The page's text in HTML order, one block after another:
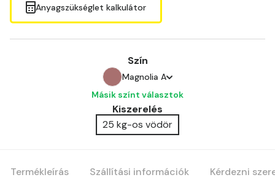
Anyagszükséglet kalkulátor
Szín
Magnolia A
Anticred A
Antimony A
Másik színt választok
Kiszerelés
25 kg-os vödör
Termékleírás Szállítási információk Kérdezni